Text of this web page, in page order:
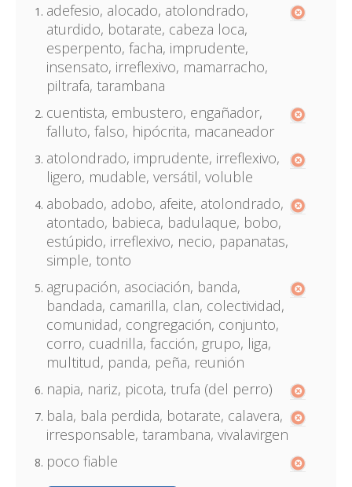
adefesio, alocado, atolondrado,
aturdido, botarate, cabeza loca,
esperpento, facha, imprudente,
insensato, irreflexivo, mamarracho,
piltrafa, tarambana
cuentista, embustero, engañador,
falluto, falso, hipócrita, macaneador
atolondrado, imprudente, irreflexivo,
ligero, mudable, versátil, voluble
abobado, adobo, afeite, atolondrado,
atontado, babieca, badulaque, bobo,
estúpido, irreflexivo, necio, papanatas,
simple, tonto
agrupación, asociación, banda,
bandada, camarilla, clan, colectividad,
comunidad, congregación, conjunto,
corro, cuadrilla, facción, grupo, liga,
multitud, panda, peña, reunión
napia, nariz, picota, trufa (del perro)
bala, bala perdida, botarate, calavera,
irresponsable, tarambana, vivalavirgen
poco fiable